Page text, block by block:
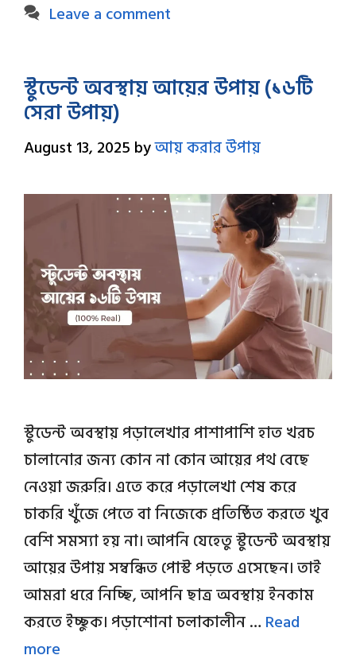
Leave a comment
স্টুডেন্ট অবস্থায় আয়ের উপায় (১৬টি
সেরা উপায়)
August 13, 2025 byআয় করার উপায়
স্টুডেন্ট অবস্থায় পড়ালেখার পাশাপাশি হাত খরচ
চালানোর জন্য কোন না কোন আয়ের পথ বেছে
নেওয়া জরুরি। এতে করে পড়ালেখা শেষ করে
চাকরি খুঁজে পেতে বা নিজেকে প্রতিষ্ঠিত করতে খুব
বেশি সমস্যা হয় না। আপনি যেহেতু স্টুডেন্ট অবস্থায়
আয়ের উপায় সম্বন্ধিত পোস্ট পড়তে এসেছেন। তাই
আমরা ধরে নিচ্ছি, আপনি ছাত্র অবস্থায় ইনকাম
করতে ইচ্ছুক। পড়াশোনা চলাকালীন …Read
more